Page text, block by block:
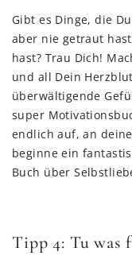
Gibt es Dinge, die
aber nie getraut
hast? Trau Dich!
und all Dein
überwältigende
super
endlich auf, an
beginne ein
Buch über
Tipp 4: Tu was